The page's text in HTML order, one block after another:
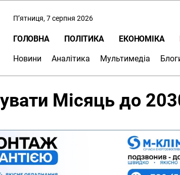
П’ятниця, 7 серпня 2026
ГОЛОВНА ПОЛІТИКА ЕКОНОМІКА
Новини Аналітика Мультимедіа
Місяць до